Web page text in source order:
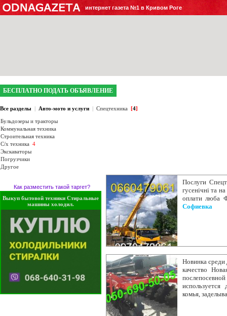
интернет газета №1 в Кривом Роге
БЕСПЛАТНО ПОДАТЬ ОБЪЯВЛЕНИЕ
Все разделы | Авто-мото и услуги | Спецтехника [4]
Бульдозеры и тракторы
Коммунальная техника
Строительная техника
С/х техника 4
Экскаваторы
Погрузчики
Другое
Как разместить такой таргет?
Выкуп бытовой техники Стиральные
машины холодил.
Послуги
гусенічні та
оплати люба
Софиевка
Новинка
качество
комья,